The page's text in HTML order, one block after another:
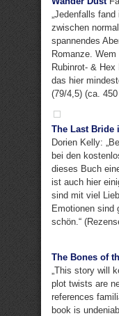
„Jedenfalls
zwischen
spannendes
Romanze.
Rubinrot- &
das hier
(79/4,5) (ca.
The Last Bride
Dorien Kelly:
bei den
dieses Buch
ist auch hier
sind mit viel
Emotionen sind
schön.“
The Bones of
„This story will
plot twists are
references
book is